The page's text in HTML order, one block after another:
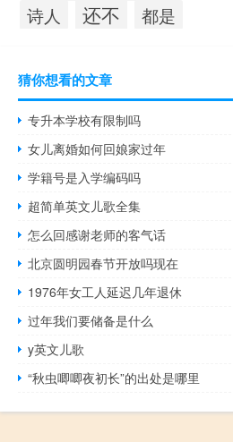
诗人 还不 都是
猜你想看的文章
专升本学校有限制吗
女儿离婚如何回娘家过年
学籍号是入学编码吗
超简单英文儿歌全集
怎么回感谢老师的客气话
北京圆明园春节开放吗现在
1976年女工人延迟几年退休
过年我们要储备是什么
y英文儿歌
“秋虫唧唧夜初长”的出处是哪里